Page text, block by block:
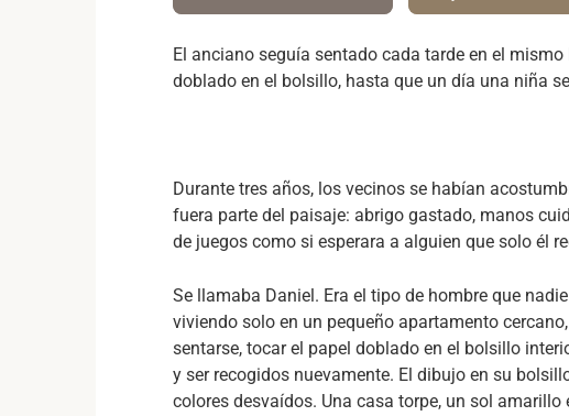
El anciano seguía sentado cada tarde en el
doblado en el bolsillo, hasta que un día una niña
Durante tres años, los vecinos se habían
fuera parte del paisaje: abrigo gastado, manos
de juegos como si esperara a alguien que solo él
Se llamaba Daniel. Era el tipo de hombre que
viviendo solo en un pequeño apartamento
sentarse, tocar el papel doblado en el bolsillo
y ser recogidos nuevamente. El dibujo en su
colores desvaídos. Una casa torpe, un sol